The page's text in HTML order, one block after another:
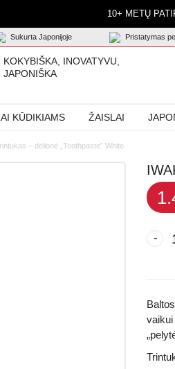
10+ METŲ
Sukurta Japonijoje Pristatymas
KOKYBIŠKA, INOVATYVU,
JAPONIŠKA
KŪDIKIAMS ŽAISLAI
– dėlionė „Toothpaste” White
-
vaikui